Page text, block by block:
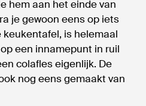
hem aan het einde van
je gewoon eens op iets
is helemaal
een innamepunt in ruil
colafles eigenlijk. De
nog eens gemaakt van